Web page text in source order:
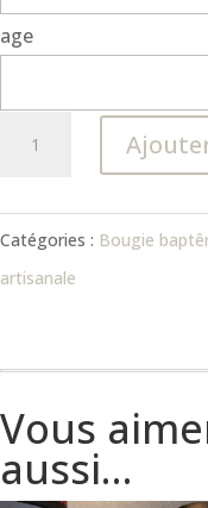
age
Baptême
et
Catégories : Bougie
artisanale
Vous
aussi…